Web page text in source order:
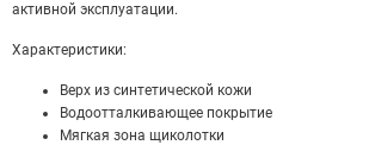
активной эксплуатации.
Характеристики:
Верх из синтетической кожи
Водоотталкивающее покрытие
Мягкая зона щиколотки